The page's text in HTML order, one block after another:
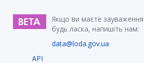
Якщо ви маєте зауваження
будь ласка, напишіть нам:
data@loda.gov.ua
API